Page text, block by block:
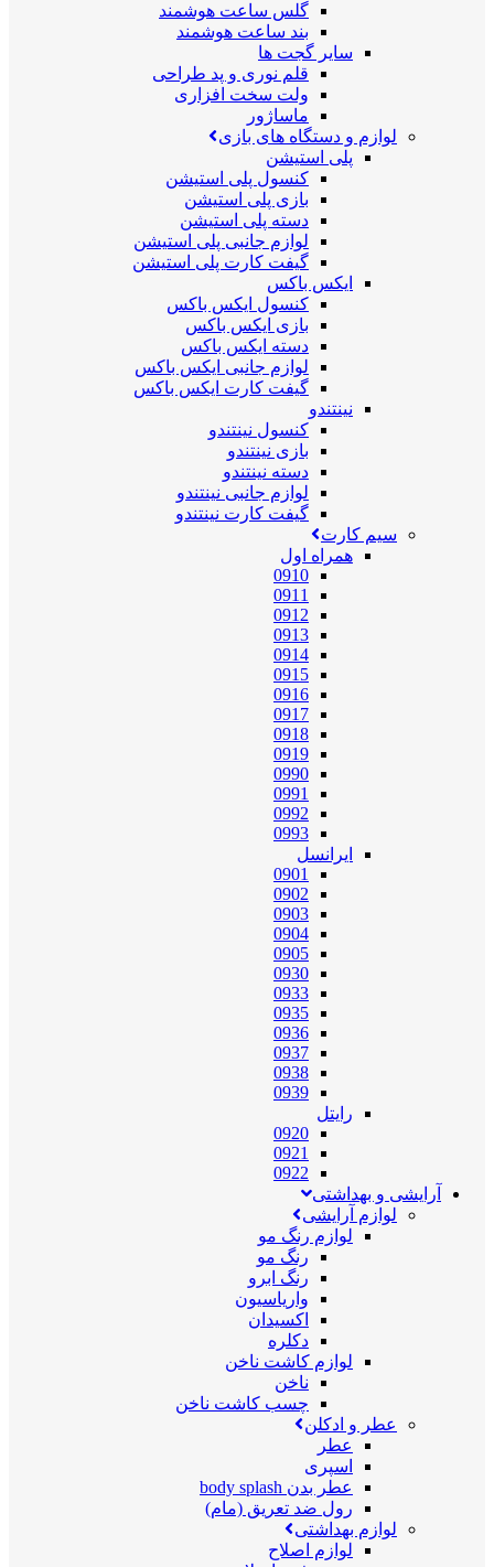
گلس ساعت هوشمند
بند ساعت هوشمند
سایر گجت ها
قلم نوری و پد طراحی
ولت سخت افزاری
ماساژور
لوازم و دستگاه های بازی
پلی استیشن
کنسول پلی استیشن
بازی پلی استیشن
دسته پلی استیشن
لوازم جانبی پلی استیشن
گیفت کارت پلی استیشن
ایکس باکس
کنسول ایکس باکس
بازی ایکس باکس
دسته ایکس باکس
لوازم جانبی ایکس باکس
گیفت کارت ایکس باکس
نینتندو
کنسول نینتندو
بازی نینتندو
دسته نینتندو
لوازم جانبی نینتندو
گیفت کارت نینتندو
سیم کارت
همراه اول
0910
0911
0912
0913
0914
0915
0916
0917
0918
0919
0990
0991
0992
0993
ایرانسل
0901
0902
0903
0904
0905
0930
0933
0935
0936
0937
0938
0939
رایتل
0920
0921
0922
آرایشی و بهداشتی
لوازم آرایشی
لوازم رنگ مو
رنگ مو
رنگ ابرو
واریاسیون
اکسیدان
دکلره
لوازم کاشت ناخن
ناخن
چسب کاشت ناخن
عطر و ادکلن
عطر
اسپری
عطر بدن body splash
رول ضد تعریق (مام)
لوازم بهداشتی
لوازم اصلاح